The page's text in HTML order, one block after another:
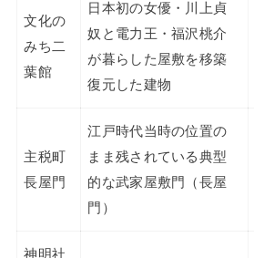
文化の
みち二
葉館
日本初の女優・川上貞
奴と電力王・福沢桃介
が暮らした屋敷を移築
復元した建物
主税町
長屋門
江戸時代当時の位置の
まま残されている典型
的な武家屋敷門（長屋
門）
神明社